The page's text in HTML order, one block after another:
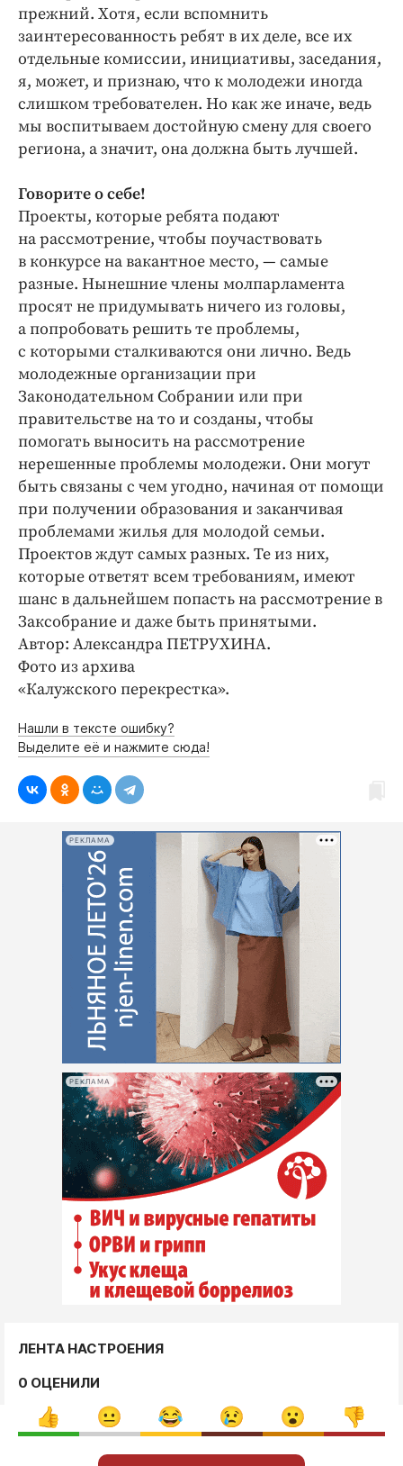
прежний. Хотя, если вспомнить
заинтересованность ребят в их деле, все их
отдельные комиссии, инициативы, заседания,
я, может, и признаю, что к молодежи иногда
слишком требователен. Но как же иначе, ведь
мы воспитываем достойную смену для своего
региона, а значит, она должна быть лучшей.
Говорите о себе!
Проекты, которые ребята подают
на рассмотрение, чтобы поучаствовать
в конкурсе на вакантное место, — самые
разные. Нынешние члены молпарламента
просят не придумывать ничего из головы,
а попробовать решить те проблемы,
с которыми сталкиваются они лично. Ведь
молодежные организации при
Законодательном Собрании или при
правительстве на то и созданы, чтобы
помогать выносить на рассмотрение
нерешенные проблемы молодежи. Они могут
быть связаны с чем угодно, начиная от помощи
при получении образования и заканчивая
проблемами жилья для молодой семьи.
Проектов ждут самых разных. Те из них,
которые ответят всем требованиям, имеют
шанс в дальнейшем попасть на рассмотрение в
Заксобрание и даже быть принятыми.
Автор: Александра ПЕТРУХИНА.
Фото из архива
«Калужского перекрестка».
Нашли в тексте ошибку?
Выделите её и нажмите сюда!
РЕКЛАМА
РЕКЛАМА
ЛЕНТА НАСТРОЕНИЯ
0 ОЦЕНИЛИ